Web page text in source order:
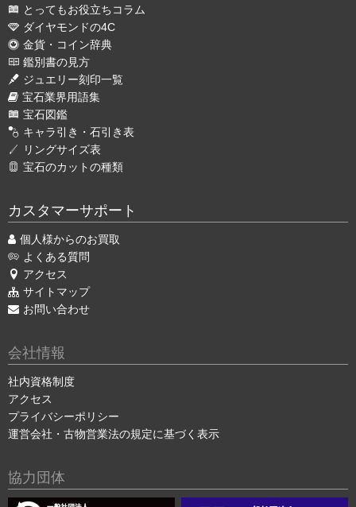
とってもお役立ちコラム
ダイヤモンドの4C
金貨・コイン辞典
鑑別書の見方
ジュエリー刻印一覧
宝石業界用語集
宝石図鑑
キャラ引き・石引き表
リングサイズ表
宝石のカットの種類
カスタマーサポート
個人様からのお買取
よくある質問
アクセス
サイトマップ
お問い合わせ
会社情報
社内資格制度
アクセス
プライバシーポリシー
運営会社・古物営業法の規定に基づく表示
協力団体